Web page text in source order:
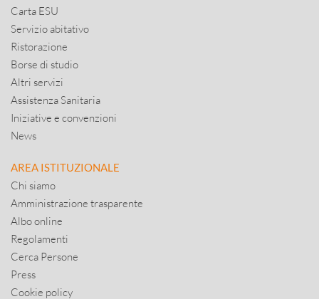
Carta ESU
Servizio abitativo
Ristorazione
Borse di studio
Altri servizi
Assistenza Sanitaria
Iniziative e convenzioni
News
AREA ISTITUZIONALE
Chi siamo
Amministrazione trasparente
Albo online
Regolamenti
Cerca Persone
Press
Cookie policy